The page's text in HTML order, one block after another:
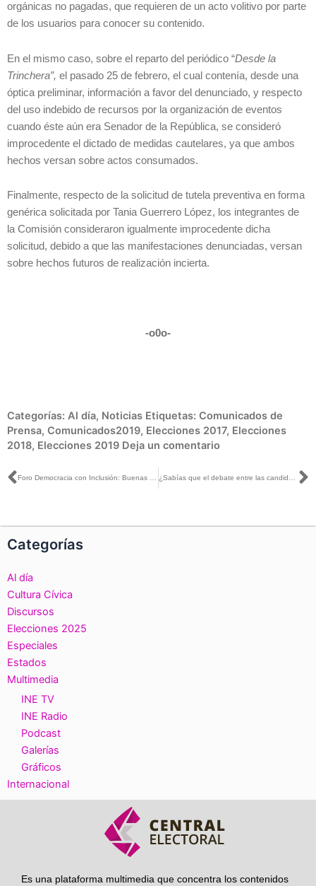
orgánicas no pagadas, que requieren de un acto volitivo por parte
de los usuarios para conocer su contenido.
En el mismo caso, sobre el reparto del periódico “Desde la
Trinchera”, el pasado 25 de febrero, el cual contenía, desde una
óptica preliminar, información a favor del denunciado, y respecto
del uso indebido de recursos por la organización de eventos
cuando éste aún era Senador de la República, se consideró
improcedente el dictado de medidas cautelares, ya que ambos
hechos versan sobre actos consumados.
Finalmente, respecto de la solicitud de tutela preventiva en forma
genérica solicitada por Tania Guerrero López, los integrantes de
la Comisión consideraron igualmente improcedente dicha
solicitud, debido a que las manifestaciones denunciadas, versan
sobre hechos futuros de realización incierta.
-o0o-
Categorías: Al día, Noticias Etiquetas: Comunicados de
Prensa, Comunicados2019, Elecciones 2017, Elecciones
2018, Elecciones 2019 Deja un comentario
Ant Foro Democracia con Inclusión: Buenas Prácticas Hacia la Igualdad Sustantiva en América Latina ¿Sabías que el debate entre las candidaturas a la gubernatura de Puebla será el domingo 19 de mayo?
Categorías
Al día
Cultura Cívica
Discursos
Elecciones 2025
Especiales
Estados
Multimedia
INE TV
INE Radio
Podcast
Galerías
Gráficos
Internacional
Es una plataforma multimedia que concentra los contenidos